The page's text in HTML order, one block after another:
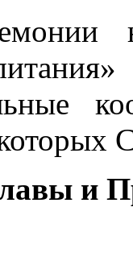
и